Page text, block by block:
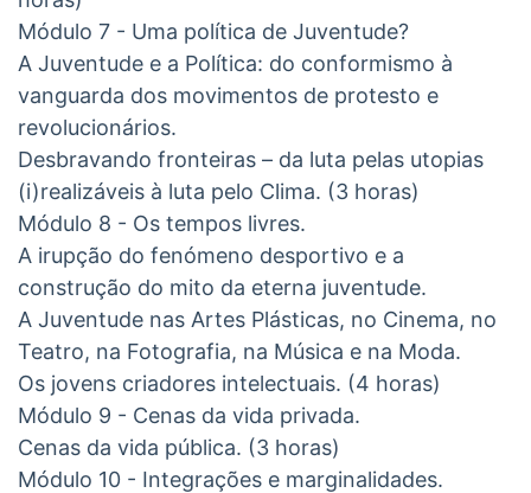
Módulo 7 - Uma política de Juventude?
A Juventude e a Política: do conformismo à
vanguarda dos movimentos de protesto e
revolucionários.
Desbravando fronteiras – da luta pelas utopias
(i)realizáveis à luta pelo Clima. (3 horas)
Módulo 8 - Os tempos livres.
A irupção do fenómeno desportivo e a
construção do mito da eterna juventude.
A Juventude nas Artes Plásticas, no Cinema, no
Teatro, na Fotografia, na Música e na Moda.
Os jovens criadores intelectuais. (4 horas)
Módulo 9 - Cenas da vida privada.
Cenas da vida pública. (3 horas)
Módulo 10 - Integrações e marginalidades.